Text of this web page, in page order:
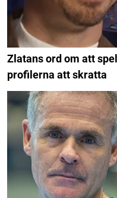
Zlatans ord om att
profilerna att skratta